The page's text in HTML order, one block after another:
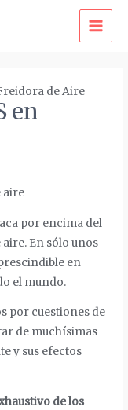
de Aire
en
por encima del
En sólo unos
en
el mundo.
por cuestiones de
de muchísimas
y sus efectos
de los